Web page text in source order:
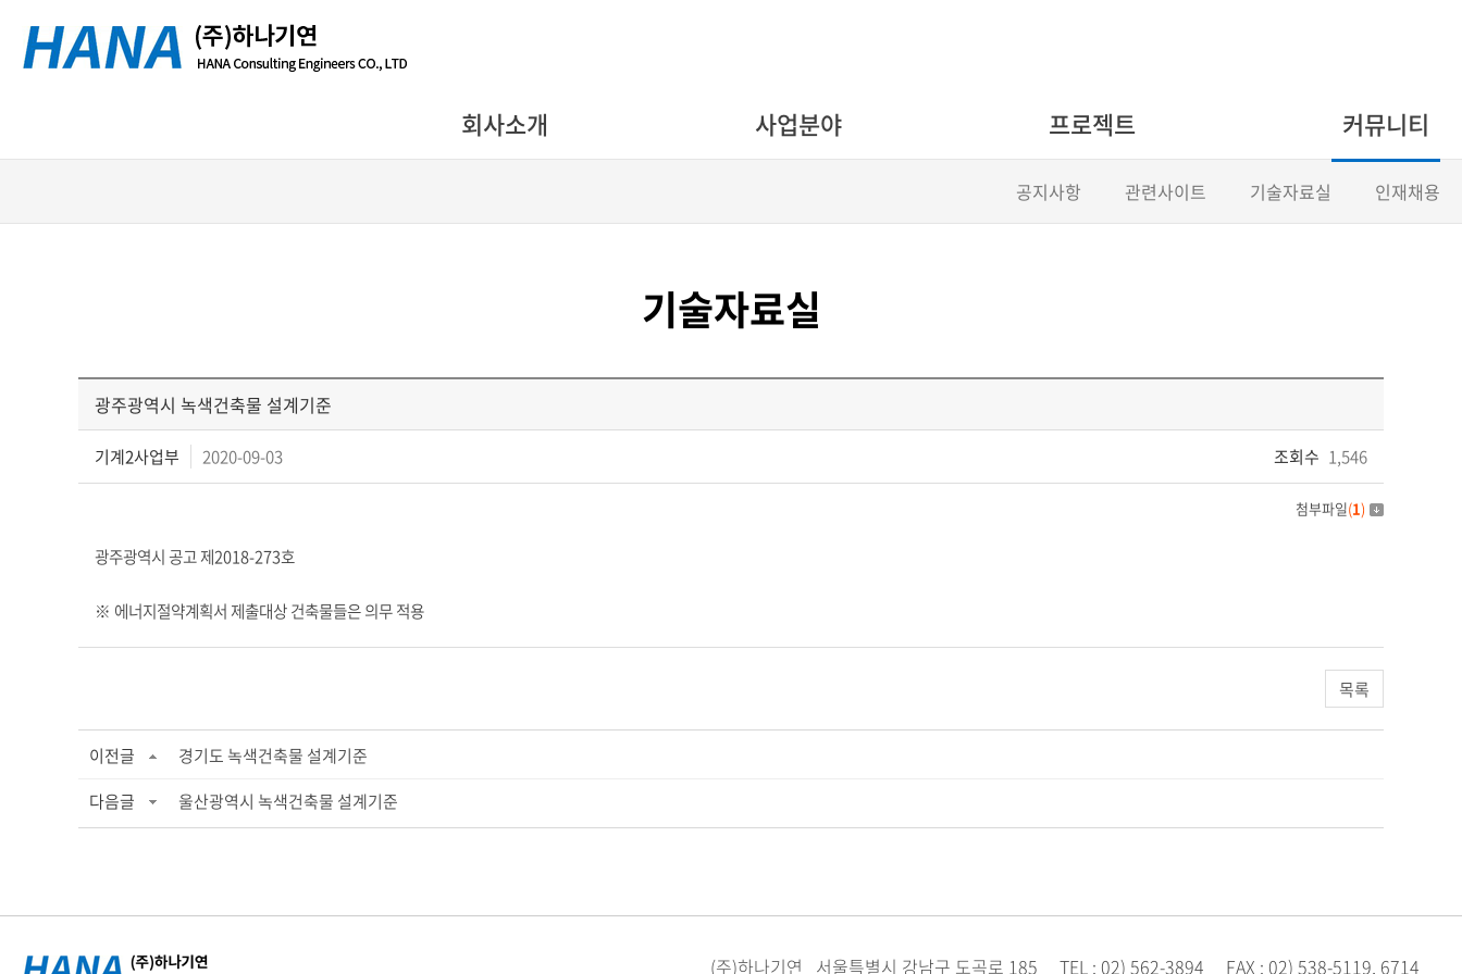
회사소개 사업분야 프로젝트 커뮤니티
공지사항 관련사이트 기술자료실 인재채용
기술자료실
광주광역시 녹색건축물 설계기준
기계2사업부 2020-09-03 조회수 1,546
첨부파일(1)
광주광역시 공고 제2018-273호
※ 에너지절약계획서 제출대상 건축물들은 의무 적용
목록
이전글
경기도 녹색건축물 설계기준
다음글
울산광역시 녹색건축물 설계기준
(주)하나기연 서울특별시 강남구 도곡로 185 TEL : 02) 562-3894 FAX : 02) 538-5119, 6714